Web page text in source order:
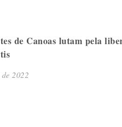
de Canoas lutam pela
2022